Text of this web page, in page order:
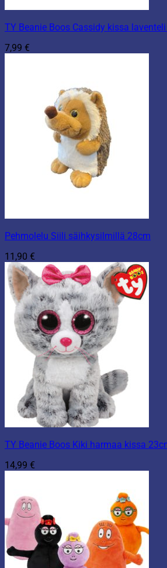
TY Beanie Boos Cassidy kissa
7,99 €
Pehmolelu Siili säihkysilmillä 28cm
11,90 €
TY Beanie Boos Kiki harmaa kissa
14,99 €